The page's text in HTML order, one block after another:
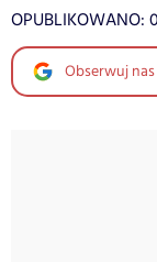
OPUBLIKOWANO:
Obserwuj